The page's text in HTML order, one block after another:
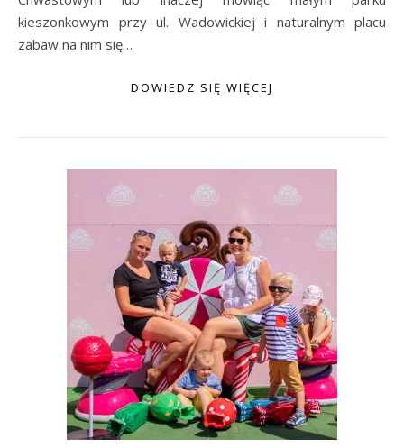
kieszonkowym przy ul. Wadowickiej i naturalnym placu
zabaw na nim się…
DOWIEDZ SIĘ WIĘCEJ